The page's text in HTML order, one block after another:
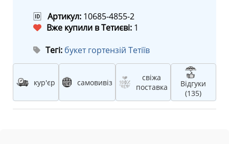
🆔 Артикул: 10685-4855-2
Вже купили в Тетиєві: 1
Тегі: букет гортензій Тетіїв
кур'єр самовивіз
свіжа
поставка
Відгуки
(135)